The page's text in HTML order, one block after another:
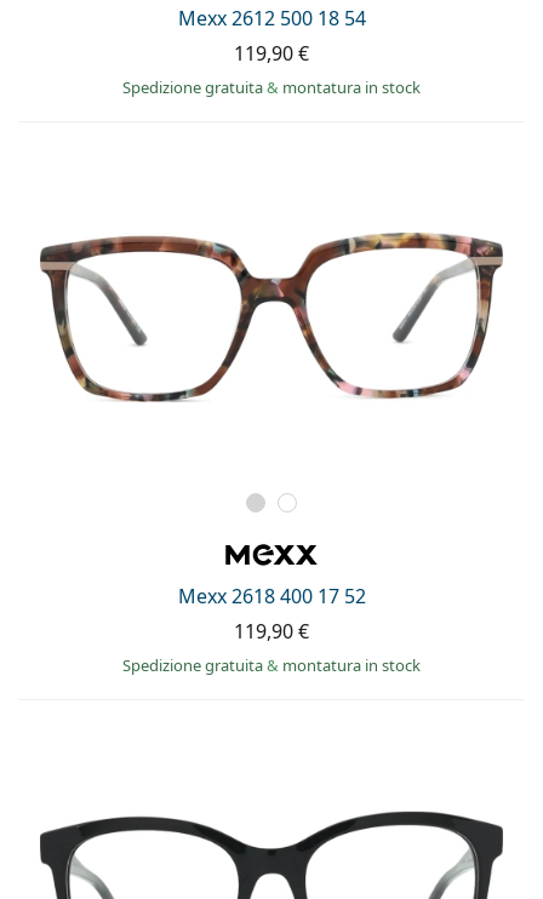
Mexx 2612 500 18 54
119,90 €
Spedizione gratuita& montatura in stock
Mexx 2618 400 17 52
119,90 €
Spedizione gratuita& montatura in stock